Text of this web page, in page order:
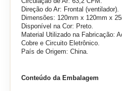
Direção do Ar: Frontal (ventilador).
Dimensões: 120mm x 120mm x
Disponível na Cor: Preto.
Material Utilizado na Fabricação:
Cobre e Circuito Eletrônico.
País de Origem: China.
Conteúdo da Embalagem